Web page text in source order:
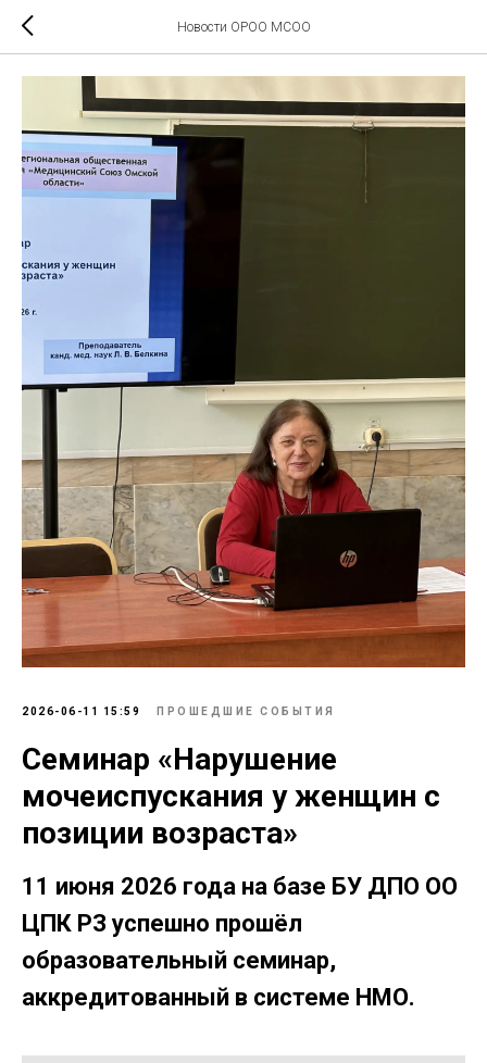
Новости ОРОО МСОО
2026-06-11 15:59 ПРОШЕДШИЕ СОБЫТИЯ
Семинар «Нарушение
мочеиспускания у женщин с
позиции возраста»
11 июня 2026 года на базе БУ ДПО ОО
ЦПК РЗ успешно прошёл
образовательный семинар,
аккредитованный в системе НМО.